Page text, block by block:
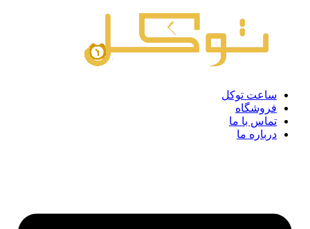
ساعت توکل
فروشگاه
تماس با ما
درباره ما